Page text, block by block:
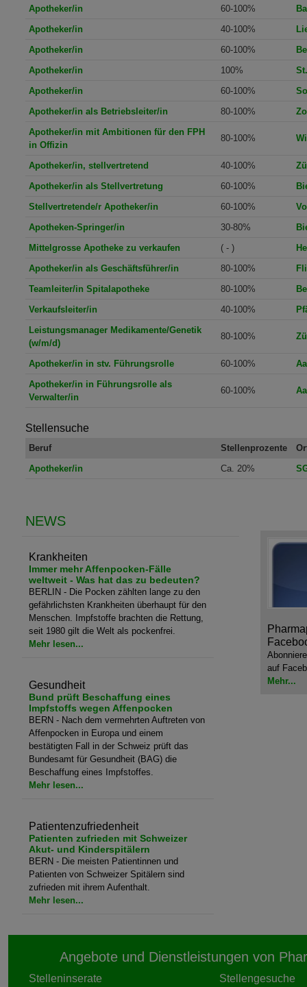
Apotheker/in
60-100%
Apotheker/in
40-100%
Apotheker/in
60-100%
Apotheker/in
100%
Apotheker/in
60-100%
Apotheker/in als Betriebsleiter/in
80-100%
Apotheker/in mit Ambitionen für den FPH
in Offizin
80-100%
Apotheker/in, stellvertretend 40-100%
Apotheker/in als Stellvertretung
60-100%
Stellvertretende/r Apotheker/in
60-100%
Apotheken-Springer/in
30-80%
Mittelgrosse Apotheke zu verkaufen
( - )
Apotheker/in als Geschäftsführer/in
80-100%
Teamleiter/in Spitalapotheke
80-100%
Verkaufsleiter/in
40-100%
Leistungsmanager Medikamente/Genetik
(w/m/d)
80-100%
Apotheker/in in stv. Führungsrolle 60-100%
Apotheker/in in Führungsrolle als
Verwalter/in
60-100%
Stellensuche
Beruf Stellenprozente
Apotheker/in
Ca. 20%
NEWS
Krankheiten
Immer mehr Affenpocken-Fälle
weltweit - Was hat das zu bedeuten?
BERLIN - Die Pocken zählten lange zu den
gefährlichsten Krankheiten überhaupt für den
Menschen. Impfstoffe brachten die Rettung,
seit 1980 gilt die Welt als pockenfrei.
Mehr lesen...
Gesundheit
Bund prüft Beschaffung eines
Impfstoffs wegen Affenpocken
BERN - Nach dem vermehrten Auftreten von
Affenpocken in Europa und einem
bestätigten Fall in der Schweiz prüft das
Bundesamt für Gesundheit (BAG) die
Beschaffung eines Impfstoffes.
Mehr lesen...
Patientenzufriedenheit
Patienten zufrieden mit Schweizer
Akut- und Kinderspitälern
BERN - Die meisten Patientinnen und
Patienten von Schweizer Spitälern sind
zufrieden mit ihrem Aufenthalt.
Mehr lesen...
auf
Mehr...
Angebote und Dienstleistungen von
Stelleninserate Stellengesuche